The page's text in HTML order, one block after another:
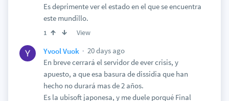
Es deprimente ver el estado en el que se encuentra
este mundillo.
1 View
Yvool Vuok
20 days ago
En breve cerrará el servidor de ever crisis, y
apuesto, a que esa basura de dissidia que han
hecho no durará mas de 2 años.
Es la ubisoft japonesa, y me duele porqué Final